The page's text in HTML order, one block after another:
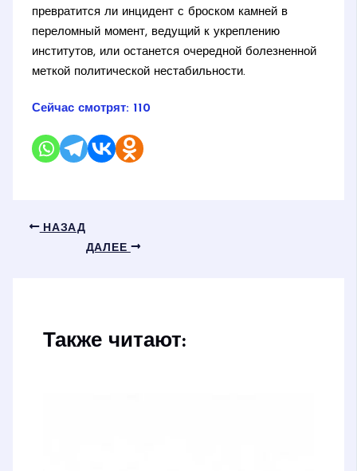
превратится ли инцидент с броском камней в
переломный момент, ведущий к укреплению
институтов, или останется очередной болезненной
меткой политической нестабильности.
Сейчас смотрят: 110
НАЗАД
ДАЛЕЕ
Также читают: